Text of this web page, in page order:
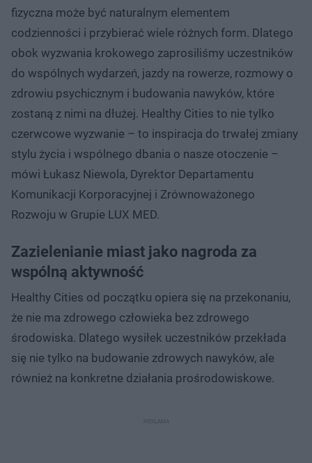
fizyczna może być naturalnym elementem
codzienności i przybierać wiele różnych form. Dlatego
obok wyzwania krokowego zaprosiliśmy uczestników
do wspólnych wydarzeń, jazdy na rowerze, rozmowy o
zdrowiu psychicznym i budowania nawyków, które
zostaną z nimi na dłużej. Healthy Cities to nie tylko
czerwcowe wyzwanie – to inspiracja do trwałej zmiany
stylu życia i wspólnego dbania o nasze otoczenie –
mówi Łukasz Niewola, Dyrektor Departamentu
Komunikacji Korporacyjnej i Zrównoważonego
Rozwoju w Grupie LUX MED.
Zazielenianie miast jako nagroda za
wspólną aktywność
Healthy Cities od początku opiera się na przekonaniu,
że nie ma zdrowego człowieka bez zdrowego
środowiska. Dlatego wysiłek uczestników przekłada
się nie tylko na budowanie zdrowych nawyków, ale
również na konkretne działania prośrodowiskowe.